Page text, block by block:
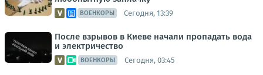
ВОЕНКОРЫ Сегодня, 13:39
После взрывов в Киеве начали пропадать вода
и электричество
ВОЕНКОРЫ Сегодня, 03:45